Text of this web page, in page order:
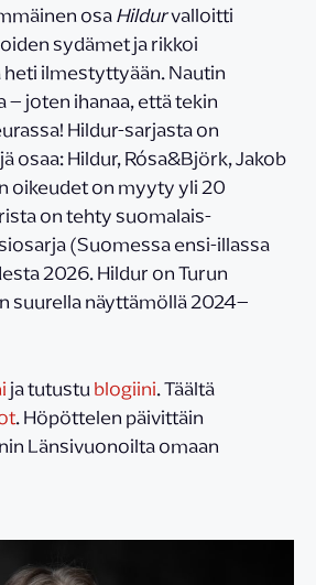
osaHildurvalloitti
sydämet ja rikkoi
ilmestyttyään. Nautin
joten ihanaa, että tekin
Hildur-sarjasta on
osaa: Hildur, Rósa&Björk, Jakob
oikeudet on myyty yli 20
on tehty suomalais-
(Suomessa ensi-illassa
2026. Hildur on Turun
suurella näyttämöllä 2024–
ja tutustublogiini. Täältä
. Höpöttelen päivittäin
Länsivuonoilta omaan